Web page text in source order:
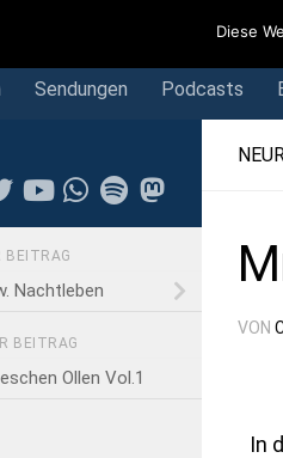
Podcasts
Sendungen Podcasts
VON
In
BEITRAG
Nachtleben
BEITRAG
Ollen Vol.1
Diese